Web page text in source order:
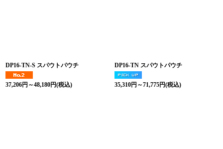
DP16-TN-S スパウトパウチ
37,206円 ～48,180円(税込)
DP16-TN スパウトパウチ
35,310円 ～71,775円(税込)